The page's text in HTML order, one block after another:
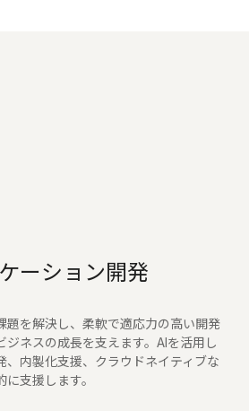
ーション開発
題を解決し、柔軟で適応力の高い開発
ジネスの成長を支えます。AIを活用し
、内製化支援、クラウドネイティブな
支援します。